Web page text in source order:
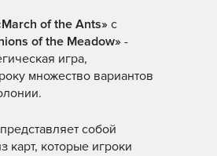
March ofthe Ants» с
ofthe Meadow» -
игра,
множество вариантов
собой
карт, которые игроки